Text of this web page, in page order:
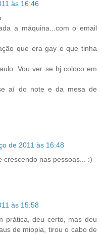
às 16:46
a máquina...com o email
que era gay e que tinha
Vou ver se hj coloco em
aí do note e da mesa de
de 2011 às 16:48
crescendo nas pessoas... :)
às 15:58
prática, deu certo, mas deu
de miopia, tirou o cabo de